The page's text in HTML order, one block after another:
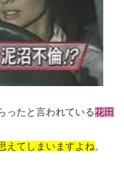
ったと言われている花田
えてしまいますよね。